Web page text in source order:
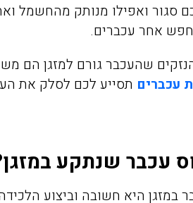
סגור ואפילו מנותק מהחשמל
אחר עכברים.
שהעכבר גורם למזגן הם
עכברים תסייע לכם לסלק את
עכבר שנתקע
במזגן היא חשובה וביצוע